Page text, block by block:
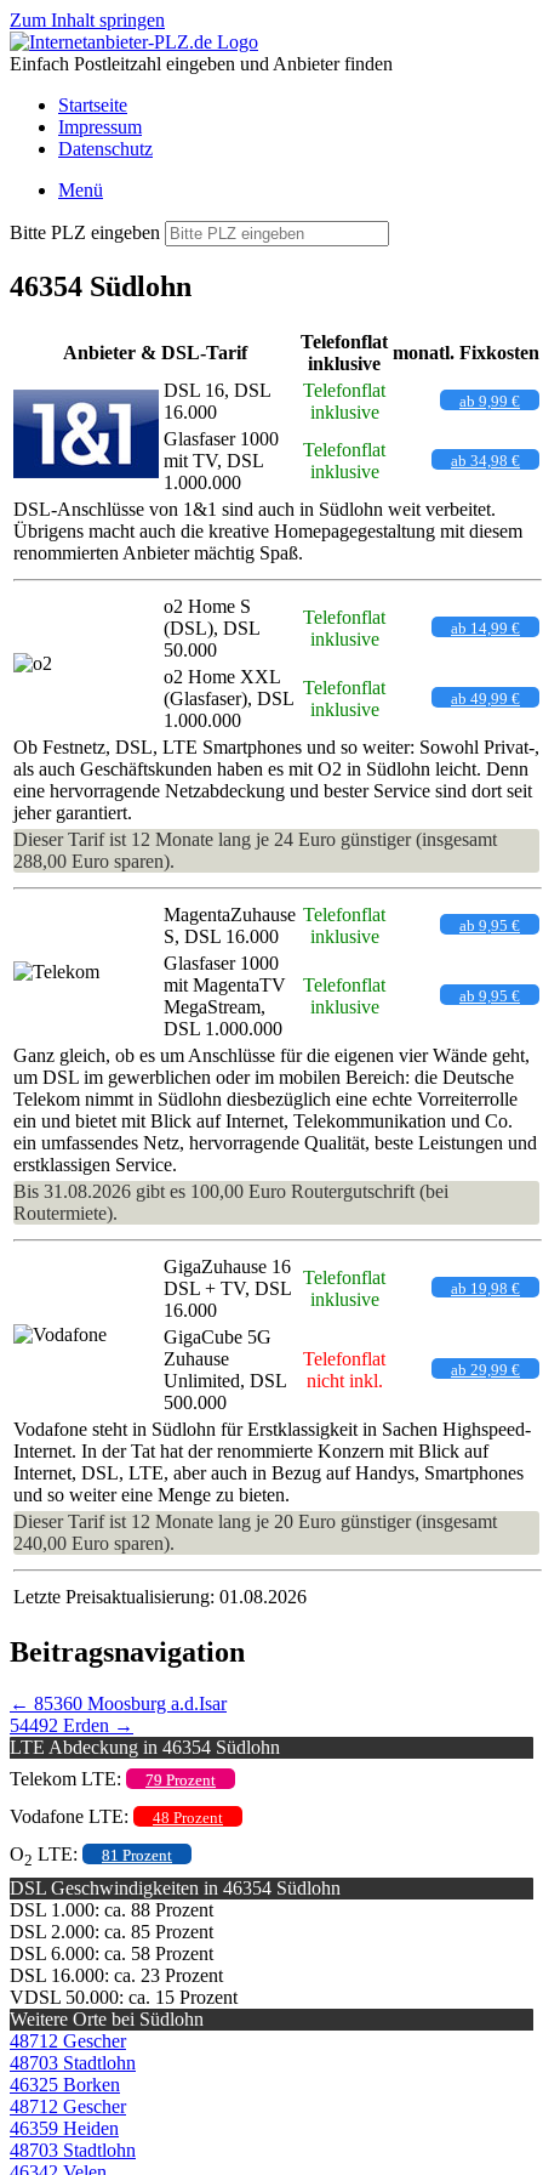
Zum Inhalt springen
Einfach Postleitzahl eingeben und Anbieter finden
Startseite
Impressum
Datenschutz
Menü
Bitte PLZ eingeben
46354 Südlohn
Anbieter & DSL-Tarif
Telefonflat
inklusive
monatl. Fixkosten
DSL 16, DSL
16.000
Telefonflat
inklusive
ab 9,99 €
Glasfaser 1000
mit TV, DSL
1.000.000
Telefonflat
inklusive
ab 34,98 €
DSL-Anschlüsse von 1&1 sind auch in Südlohn weit verbeitet.
Übrigens macht auch die kreative Homepagegestaltung mit diesem
renommierten Anbieter mächtig Spaß.
o2 Home S
(DSL), DSL
50.000
Telefonflat
inklusive
ab 14,99 €
o2 Home XXL
(Glasfaser), DSL
1.000.000
Telefonflat
inklusive
ab 49,99 €
Ob Festnetz, DSL, LTE Smartphones und so weiter: Sowohl Privat-,
als auch Geschäftskunden haben es mit O2 in Südlohn leicht. Denn
eine hervorragende Netzabdeckung und bester Service sind dort seit
jeher garantiert.
Dieser Tarif ist 12 Monate lang je 24 Euro günstiger (insgesamt
288,00 Euro sparen).
MagentaZuhause
S, DSL 16.000
Telefonflat
inklusive
ab 9,95 €
Glasfaser 1000
mit MagentaTV
MegaStream,
DSL 1.000.000
Telefonflat
inklusive
ab 9,95 €
Ganz gleich, ob es um Anschlüsse für die eigenen vier Wände geht,
um DSL im gewerblichen oder im mobilen Bereich: die Deutsche
Telekom nimmt in Südlohn diesbezüglich eine echte Vorreiterrolle
ein und bietet mit Blick auf Internet, Telekommunikation und Co.
ein umfassendes Netz, hervorragende Qualität, beste Leistungen und
erstklassigen Service.
Bis 31.08.2026 gibt es 100,00 Euro Routergutschrift (bei
Routermiete).
GigaZuhause 16
DSL + TV, DSL
16.000
Telefonflat
inklusive
ab 19,98 €
GigaCube 5G
Zuhause
Unlimited, DSL
500.000
Telefonflat
nicht inkl.
ab 29,99 €
Vodafone steht in Südlohn für Erstklassigkeit in Sachen Highspeed-
Internet. In der Tat hat der renommierte Konzern mit Blick auf
Internet, DSL, LTE, aber auch in Bezug auf Handys, Smartphones
und so weiter eine Menge zu bieten.
Dieser Tarif ist 12 Monate lang je 20 Euro günstiger (insgesamt
240,00 Euro sparen).
Letzte Preisaktualisierung: 01.08.2026
Beitragsnavigation
← 85360 Moosburg a.d.Isar
54492 Erden →
LTE Abdeckung in 46354 Südlohn
Telekom LTE:
79 Prozent
Vodafone LTE: 48 Prozent
O2 LTE: 81 Prozent
DSL Geschwindigkeiten in 46354 Südlohn
DSL 1.000: ca. 88 Prozent
DSL 2.000: ca. 85 Prozent
DSL 6.000: ca. 58 Prozent
DSL 16.000: ca. 23 Prozent
VDSL 50.000: ca. 15 Prozent
Weitere Orte bei Südlohn
48712 Gescher
48703 Stadtlohn
46325 Borken
48712 Gescher
46359 Heiden
48703 Stadtlohn